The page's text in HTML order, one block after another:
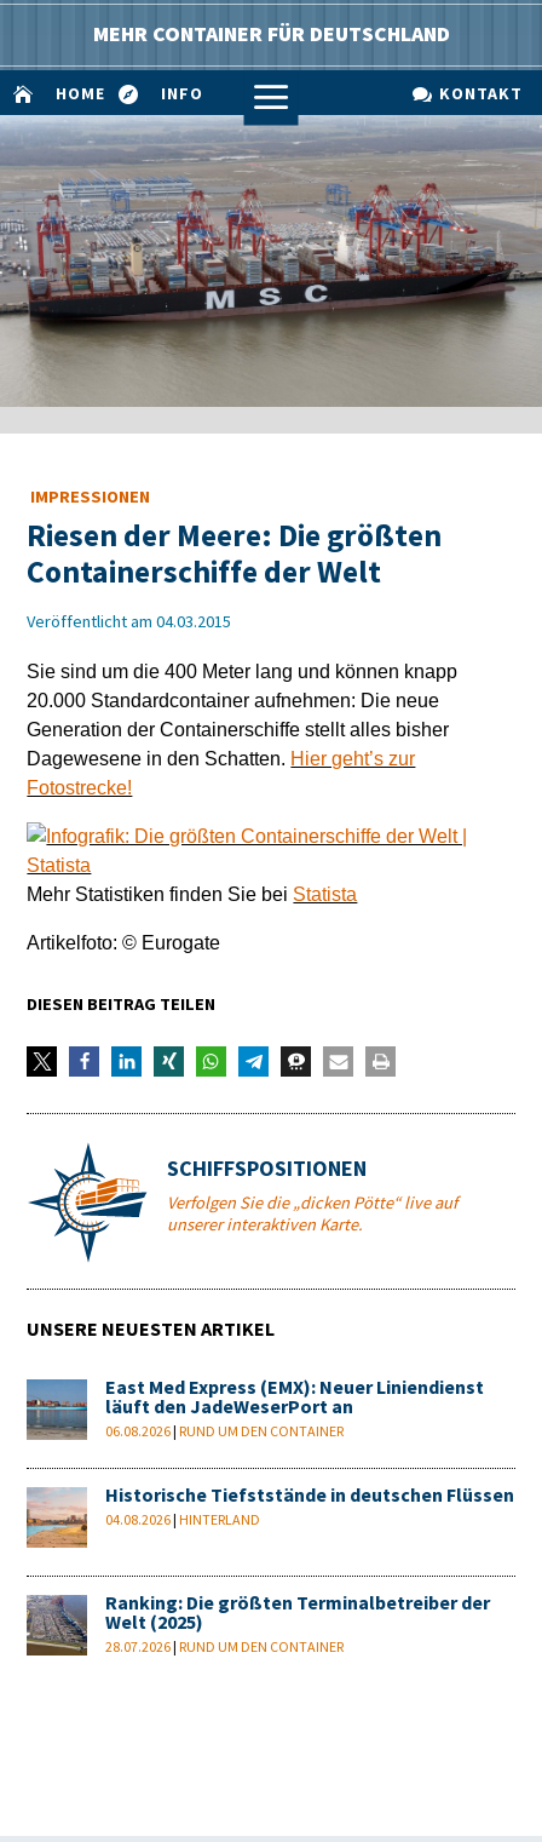
MEHR CONTAINER FÜR DEUTSCHLAND
 HOME  INFO a  KONTAKT
IMPRESSIONEN
Riesen der Meere: Die größten
Containerschiffe der Welt
Veröffentlicht am 04.03.2015
Sie sind um die 400 Meter lang und können knapp
20.000 Standardcontainer aufnehmen: Die neue
Generation der Containerschiffe stellt alles bisher
Dagewesene in den Schatten. Hier geht’s zur
Fotostrecke!
Mehr Statistiken finden Sie bei Statista
Artikelfoto: © Eurogate
DIESEN BEITRAG TEILEN
SCHIFFSPOSITIONEN
Verfolgen Sie die „dicken Pötte“ live auf
unserer interaktiven Karte.
UNSERE NEUESTEN ARTIKEL
East Med Express (EMX): Neuer Liniendienst
läuft den JadeWeserPort an
06.08.2026 |RUND UM DEN CONTAINER
Historische Tiefststände in deutschen Flüssen
04.08.2026 |HINTERLAND
Ranking: Die größten Terminalbetreiber der
Welt (2025)
28.07.2026 |RUND UM DEN CONTAINER